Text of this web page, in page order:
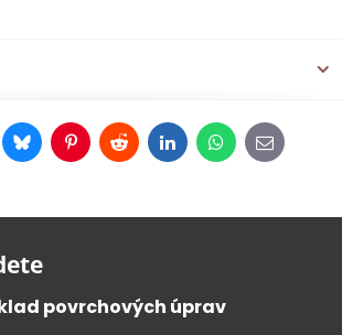
BlueskyPinterestRedditLinkedInWhatsApp
E-
mail
povrchových úprav